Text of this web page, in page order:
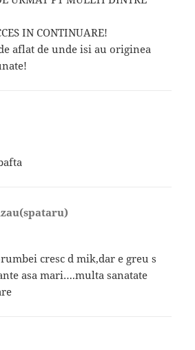
IN CONTINUARE!
aflat de unde isi au originea
cresc d mik,dar e greu s
asa mari….multa sanatate